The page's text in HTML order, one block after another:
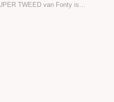
TWEED van Fonty is…